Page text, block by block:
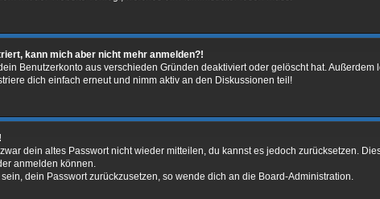
kann mich aber nicht mehr anmelden?!
Benutzerkonto aus verschieden Gründen deaktiviert oder gelöscht hat.
dich einfach erneut und nimm aktiv an den Diskussionen teil!
dein altes Passwort nicht wieder mitteilen, du kannst es jedoch zurücksetzen.
anmelden können.
dein Passwort zurückzusetzen, so wende dich an die Board-Administration.